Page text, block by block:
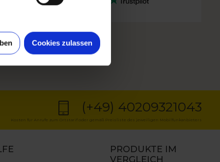
Cookies zulassen
(+49) 40209321043
Kosten für Anrufe zum Ortstarif oder gemäß Preisliste des jeweiligen Mobilfunkanbieters
PRODUKTE IM
VERGLEICH